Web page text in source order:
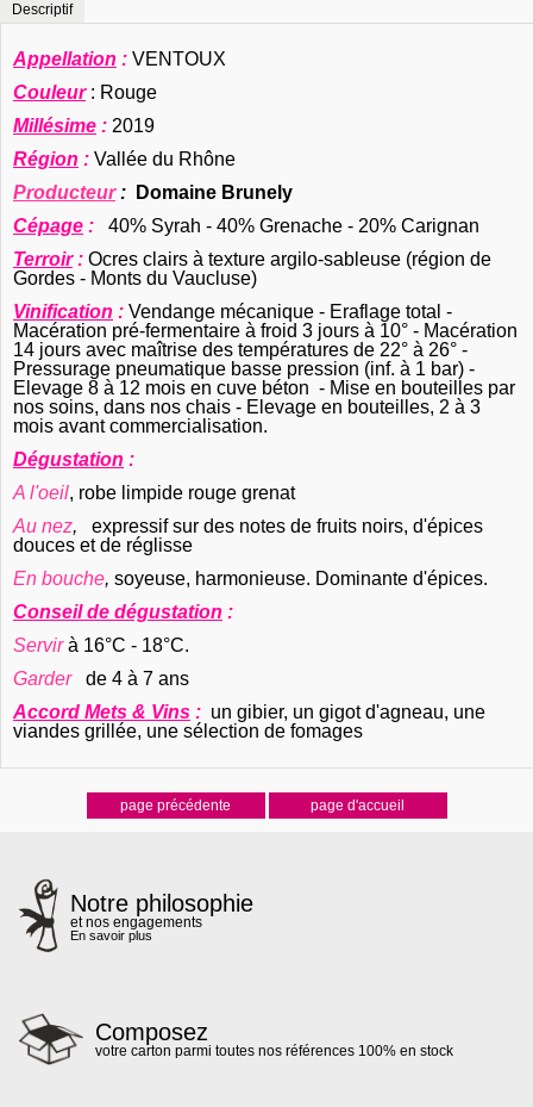
Descriptif
Appellation : VENTOUX
Couleur : Rouge
Millésime : 2019
Région : Vallée du Rhône
Producteur:
Domaine Brunely
Cépage :
40% Syrah - 40% Grenache - 20% Carignan
Terroir: Ocres clairs à texture argilo-sableuse (région de
Gordes - Monts du Vaucluse)
Vinification : Vendange mécanique - Eraflage total -
Macération pré-fermentaire à froid 3 jours à 10° - Macération
14 jours avec maîtrise des températures de 22° à 26° -
Pressurage pneumatique basse pression (inf. à 1 bar) -
Elevage 8 à 12 mois en cuve béton - Mise en bouteilles par
nos soins, dans nos chais - Elevage en bouteilles, 2 à 3
mois avant commercialisation.
Dégustation :
A l'oeil, robe limpide rouge grenat
Au nez,
expressif sur des notes de fruits noirs, d'épices
douces et de réglisse
En bouche, soyeuse, harmonieuse. Dominante d'épices.
Conseil de dégustation :
Servir à 16°C - 18°C.
Garder
de 4 à 7 ans
Accord Mets & Vins : un gibier, un gigot d'agneau, une
viandes grillée, une sélection de fomages
Notre philosophie
et nos engagements
En savoir plus
Composez
votre carton parmi toutes nos références 100% en stock